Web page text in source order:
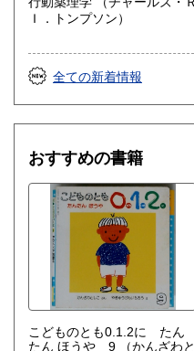
Ｉ．トンプソン）
全ての新着情報
おすすめの書籍
こどものとも0.1.2に たん
たん ほうや 9
（かんざわと